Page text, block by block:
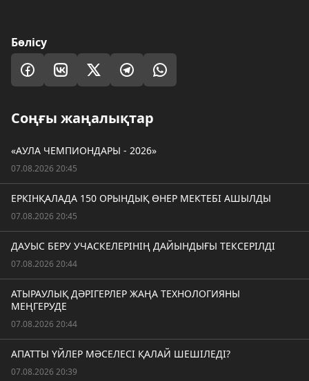
Бөлісу
Соңғы жаңалықтар
«АУЛА ЧЕМПИОНДАРЫ - 2026»
07.08.2026 20:45
ЕРКІНҚАЛАДА 150 ОРЫНДЫҚ ӨНЕР МЕКТЕБІ АШЫЛДЫ
07.08.2026 20:45
ДАУЫС БЕРУ УЧАСКЕЛЕРІНІҢ ДАЙЫНДЫҒЫ ТЕКСЕРІЛДІ
07.08.2026 20:44
АТЫРАУЛЫҚ ДӘРІГЕРЛЕР ЖАҢА ТЕХНОЛОГИЯНЫ
МЕҢГЕРУДЕ
07.08.2026 20:44
АПАТТЫ ҮЙЛЕР МӘСЕЛЕСІ ҚАЛАЙ ШЕШІЛЕДІ?
07.08.2026 20:39